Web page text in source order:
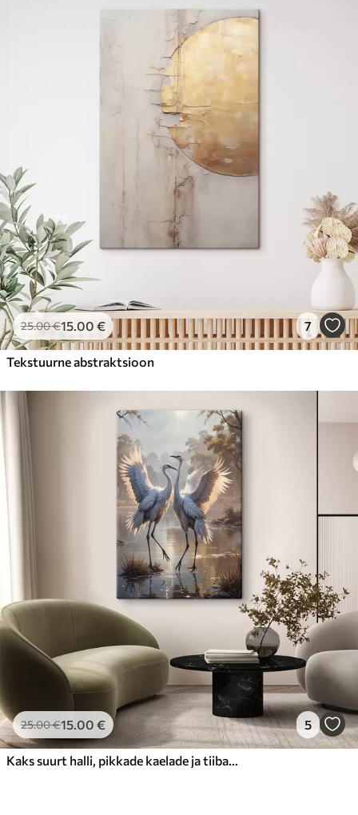
25.00€15.00 € 7
Tekstuurne abstraktsioon
25.00€15.00 € 5
Kaks suurt halli, pikkade kaelade ja tiibadega kraanat, mis seisavad puudest ümbritsetud udujärves